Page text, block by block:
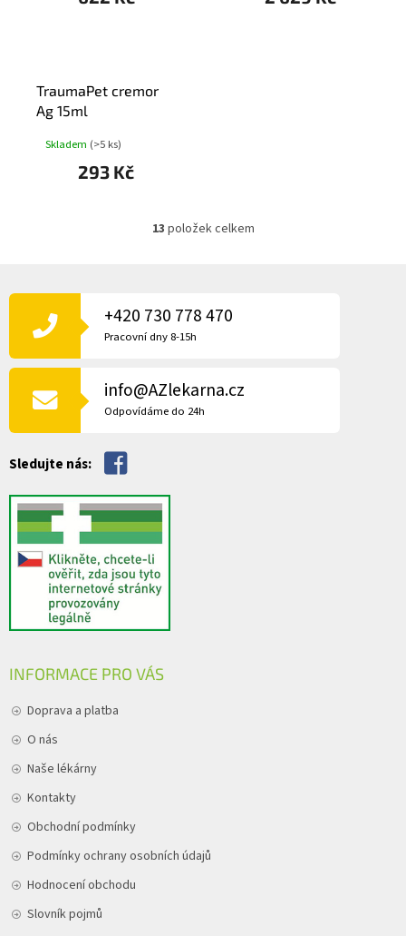
TraumaPet cremor
Ag 15ml
Skladem (>5 ks)
293 Kč
O
a
r
v
k
13 položek celkem
Á
T
+420 730 778 470
Pracovní dny 8-15h
info@AZlekarna.cz
Odpovídáme do 24h
Sledujte nás:
INFORMACE PRO VÁS
Doprava a platba
O nás
Naše lékárny
Kontakty
Obchodní podmínky
Podmínky ochrany osobních údajů
Hodnocení obchodu
Slovník pojmů